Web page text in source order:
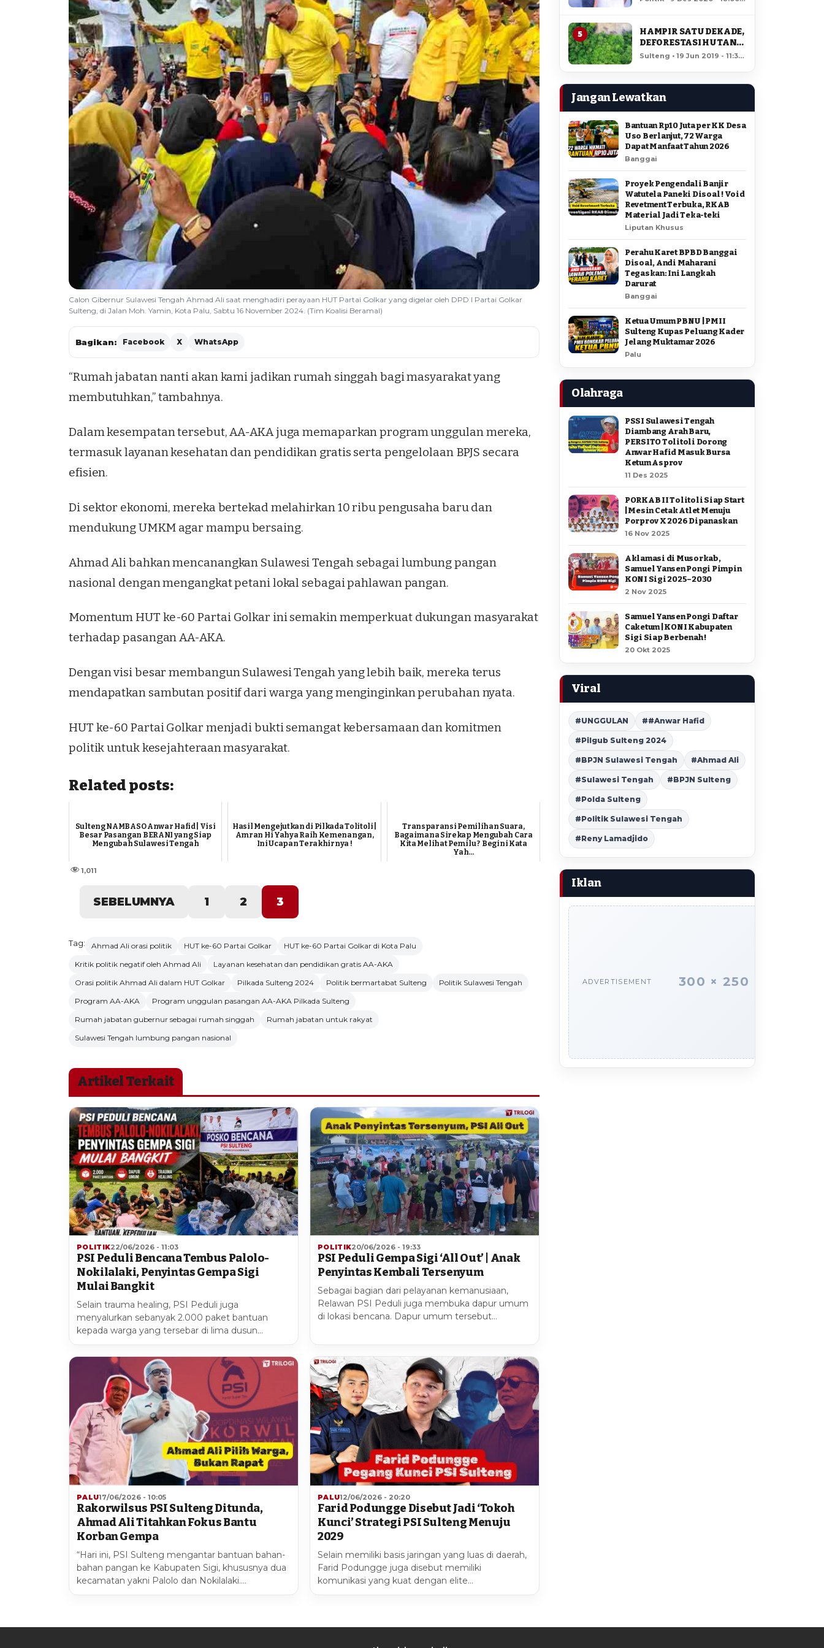
Calon Gibernur Sulawesi Tengah Ahmad Ali saat menghadiri perayaan HUT Partai Golkar yang digelar oleh DPD I Partai Golkar
Sulteng, di Jalan Moh. Yamin, Kota Palu, Sabtu 16 November 2024. (Tim Koalisi Beramal)
Bagikan: Facebook X WhatsApp
“Rumah jabatan nanti akan kami jadikan rumah singgah bagi masyarakat yang
membutuhkan,” tambahnya.
Dalam kesempatan tersebut, AA-AKA juga memaparkan program unggulan mereka,
termasuk layanan kesehatan dan pendidikan gratis serta pengelolaan BPJS secara
efisien.
Di sektor ekonomi, mereka bertekad melahirkan 10 ribu pengusaha baru dan
mendukung UMKM agar mampu bersaing.
Ahmad Ali bahkan mencanangkan Sulawesi Tengah sebagai lumbung pangan
nasional dengan mengangkat petani lokal sebagai pahlawan pangan.
Momentum HUT ke-60 Partai Golkar ini semakin memperkuat dukungan masyarakat
terhadap pasangan AA-AKA.
Dengan visi besar membangun Sulawesi Tengah yang lebih baik, mereka terus
mendapatkan sambutan positif dari warga yang menginginkan perubahan nyata.
HUT ke-60 Partai Golkar menjadi bukti semangat kebersamaan dan komitmen
politik untuk kesejahteraan masyarakat.
Related posts:
Sulteng NAMBASO Anwar Hafid | Visi
Besar Pasangan BERANI yang Siap
Mengubah Sulawesi Tengah
Hasil Mengejutkan di Pilkada Tolitoli |
Amran Hi Yahya Raih Kemenangan,
Ini Ucapan Terakhirnya !
Transparansi Pemilihan Suara,
Bagaimana Sirekap Mengubah Cara
Kita Melihat Pemilu ? Begini Kata
Yah...
1,011
SEBELUMNYA 1 2 3
Tag: Ahmad Ali orasi politik HUT ke-60 Partai Golkar
HUT ke-60 Partai Golkar di Kota Palu
Kritik politik negatif oleh Ahmad Ali
Layanan kesehatan dan pendidikan gratis AA-AKA
Orasi politik Ahmad Ali dalam HUT Golkar
Pilkada Sulteng 2024 Politik bermartabat Sulteng
Politik Sulawesi Tengah
Program AA-AKA
Program unggulan pasangan AA-AKA Pilkada Sulteng
Rumah jabatan gubernur sebagai rumah singgah
Rumah jabatan untuk rakyat
Sulawesi Tengah lumbung pangan nasional
Artikel Terkait
POLITIK22/06/2026 - 11:03
PSI Peduli Bencana Tembus Palolo-
Nokilalaki, Penyintas Gempa Sigi
Mulai Bangkit
Selain trauma healing, PSI Peduli juga
menyalurkan sebanyak 2.000 paket bantuan
kepada warga yang tersebar di lima dusun…
POLITIK20/06/2026 - 19:33
PSI Peduli Gempa Sigi ‘All Out’ | Anak
Penyintas Kembali Tersenyum
Sebagai bagian dari pelayanan kemanusiaan,
Relawan PSI Peduli juga membuka dapur umum
di lokasi bencana. Dapur umum tersebut…
PALU17/06/2026 - 10:05
Rakorwilsus PSI Sulteng Ditunda,
Ahmad Ali Titahkan Fokus Bantu
Korban Gempa
“Hari ini, PSI Sulteng mengantar bantuan bahan-
bahan pangan ke Kabupaten Sigi, khususnya dua
kecamatan yakni Palolo dan Nokilalaki.…
PALU12/06/2026 - 20:20
Farid Podungge Disebut Jadi ‘Tokoh
Kunci’ Strategi PSI Sulteng Menuju
2029
Selain memiliki basis jaringan yang luas di daerah,
Farid Podungge juga disebut memiliki
komunikasi yang kuat dengan elite…
5
HAMPIR SATU DEKADE,
DEFORESTASI HUTAN
LORE LINDU MENCAPAI
Sulteng • 19 Jun 2019 - 11:34
Jangan Lewatkan
Bantuan Rp10 Juta per KK Desa
Uso Berlanjut, 72 Warga
Dapat Manfaat Tahun 2026
Banggai
Proyek Pengendali Banjir
Watutela Paneki Disoal ! Void
Revetment Terbuka, RKAB
Material Jadi Teka-teki
Liputan Khusus
Perahu Karet BPBD Banggai
Disoal, Andi Maharani
Tegaskan: Ini Langkah
Darurat
Banggai
Ketua Umum PBNU | PMII
Sulteng Kupas Peluang Kader
Jelang Muktamar 2026
Palu
Olahraga
PSSI Sulawesi Tengah
Diambang Arah Baru,
PERSITO Tolitoli Dorong
Anwar Hafid Masuk Bursa
Ketum Asprov
11 Des 2025
PORKAB II Tolitoli Siap Start
| Mesin Cetak Atlet Menuju
Porprov X 2026 Dipanaskan
16 Nov 2025
Aklamasi di Musorkab,
Samuel Yansen Pongi Pimpin
KONI Sigi 2025–2030
2 Nov 2025
Samuel Yansen Pongi Daftar
Caketum | KONI Kabupaten
Sigi Siap Berbenah !
20 Okt 2025
Viral
#UNGGULAN ##Anwar Hafid
#Pilgub Sulteng 2024
#BPJN Sulawesi Tengah #Ahmad Ali
#Sulawesi Tengah #BPJN Sulteng
#Polda Sulteng
#Politik Sulawesi Tengah
#Reny Lamadjido
Iklan
ADVERTISEMENT 300 × 250